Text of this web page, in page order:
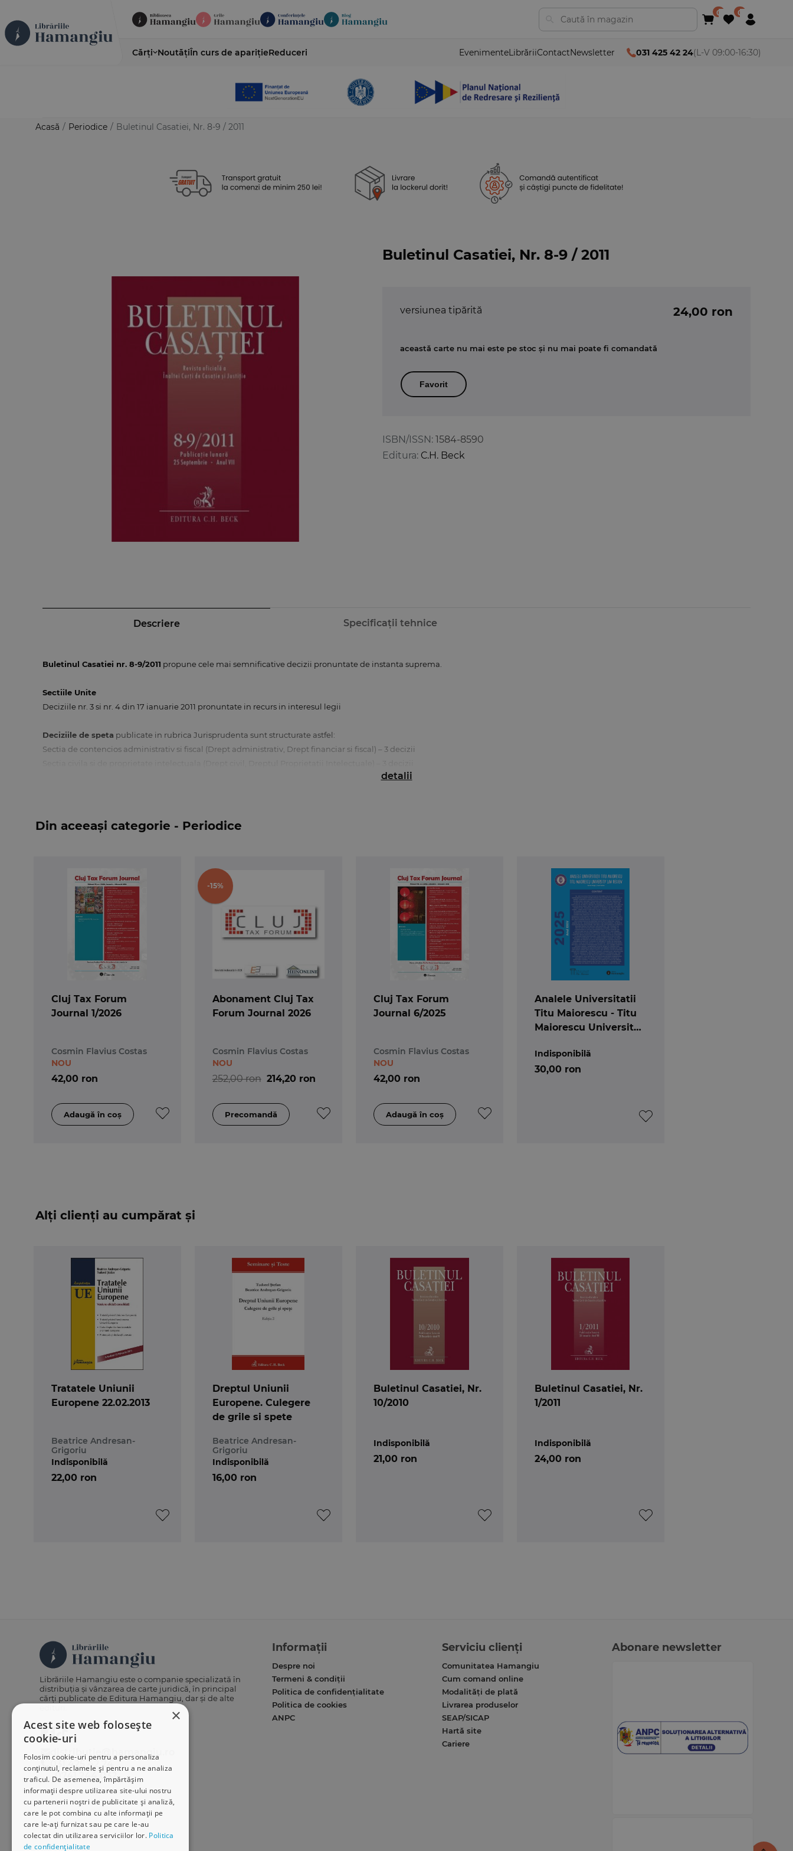
Cărți NoutățiÎn curs de aparițieReduceri EvenimenteLibrăriiContactNewsletter 031 425 42 24(L-V 09:00-16:30)
Acasă / Periodice / Buletinul Casatiei, Nr. 8-9 / 2011
Buletinul Casatiei, Nr. 8-9 / 2011
ISBN/ISSN: 1584-8590
Editura: C.H. Beck
versiunea tipărită 24,00 ron
această carte nu mai este pe stoc și nu mai poate fi comandată
Favorit
Descriere Specificații tehnice
Buletinul Casatiei nr. 8-9/2011 propune cele mai semnificative decizii pronuntate de instanta suprema.
Sectiile Unite
Deciziile nr. 3 si nr. 4 din 17 ianuarie 2011 pronuntate in recurs in interesul legii
Deciziile de speta publicate in rubrica Jurisprudenta sunt structurate astfel:
Sectia de contencios administrativ si fiscal (Drept administrativ, Drept financiar si fiscal) – 3 decizii
Revista Buletinul Casatiei
pune la dispozitia cititorilor mai multe instrumente de cautare:
- cuprins – in limbile romana, engleza si franceza;
detalii
Din aceeași categorie - Periodice
Cluj Tax Forum
Journal 1/2026
Cosmin Flavius Costas
42,00 ron
NOU
-15%
Abonament Cluj Tax
Forum Journal 2026
Cosmin Flavius Costas
252,00 ron 214,20 ron
NOU
Cluj Tax Forum
Journal 6/2025
Cosmin Flavius Costas
42,00 ron
NOU
Analele Universitatii
Titu Maiorescu - Titu
Maiorescu University
30,00 ron
Indisponibilă
Alți clienți au cumpărat și
Tratatele Uniunii
Europene 22.02.2013
Beatrice Andresan-
Grigoriu
22,00 ron
Indisponibilă
Dreptul Uniunii
Europene. Culegere
de grile si spete
Beatrice Andresan-
Grigoriu
16,00 ron
Indisponibilă
Buletinul Casatiei, Nr.
10/2010
21,00 ron
Indisponibilă
Buletinul Casatiei, Nr.
1/2011
24,00 ron
Indisponibilă
×
Acest site web folosește
cookie-uri
Folosim cookie-uri pentru a personaliza
conținutul, reclamele și pentru a ne analiza
traficul. De asemenea, împărtășim
informații despre utilizarea site-ului nostru
cu partenerii noștri de publicitate și analiză,
care le pot combina cu alte informații pe
care le-ați furnizat sau pe care le-au
colectat din utilizarea serviciilor lor. Politica
de confidențialitate
Librăriile Hamangiu este o companie specializată în
distribuția și vânzarea de carte juridică, în principal
cărți publicate de Editura Hamangiu, dar și de alte
distributie@hamangiu.ro
031 425 42 24
0741 244 032
Informații
Despre noi
Termeni & condiții
Politica de confidențialitate
Politica de cookies
ANPC
Serviciu clienți
Comunitatea Hamangiu
Cum comand online
Modalități de plată
Livrarea produselor
SEAP/SICAP
Hartă site
Cariere
Abonare newsletter